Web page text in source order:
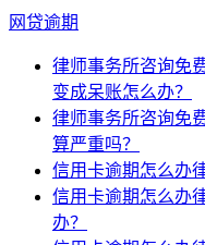
网贷逾期
律师事务所咨询免
变成呆账怎么办？
律师事务所咨询免
算严重吗？
信用卡逾期怎么办
信用卡逾期怎么办
办？